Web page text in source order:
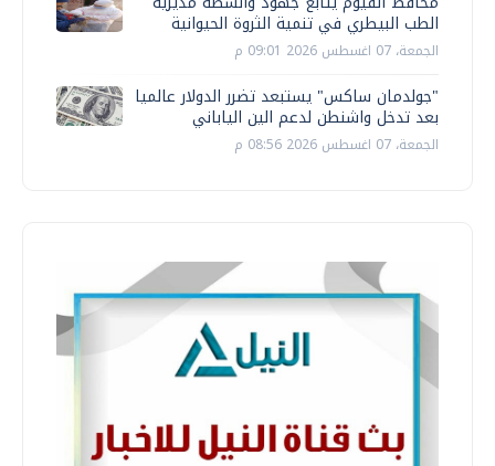
الطب البيطري في تنمية الثروة الحيوانية
الجمعة، 07 اغسطس 2026 09:01 م
"جولدمان ساكس" يستبعد تضرر الدولار عالميا
بعد تدخل واشنطن لدعم الين الياباني
الجمعة، 07 اغسطس 2026 08:56 م